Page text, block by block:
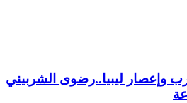
وإعصار ليبيا..رضوى الشربيني